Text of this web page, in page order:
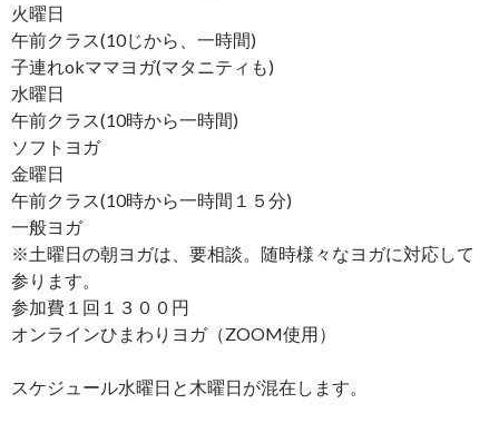
火曜日
午前クラス(10じから、一時間)
子連れokママヨガ(マタニティも)
水曜日
午前クラス(10時から一時間)
ソフトヨガ
金曜日
午前クラス(10時から一時間１５分)
一般ヨガ
※土曜日の朝ヨガは、要相談。随時様々なヨガに対応して
参ります。
参加費１回１３００円
オンラインひまわりヨガ（ZOOM使用）
スケジュール水曜日と木曜日が混在します。